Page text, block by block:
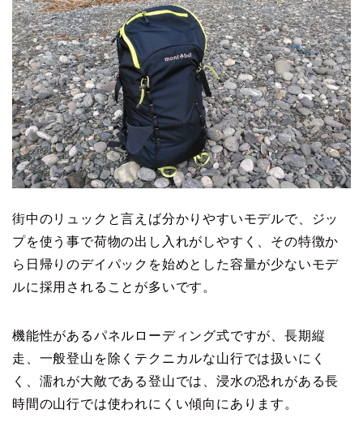
街中のリュックと言えば分かりやすいモデルで、ジッ
プを使う事で荷物の出し入れがしやすく、その特徴か
ら日帰りのデイパックを始めとした容量が少ないモデ
ルに採用されることが多いです。
機能性があるパネルローディング式ですが、長期縦
走、一般登山を除くテクニカルな山行では扱いにく
く、濡れが大敵である登山では、浸水の恐れがある長
時間の山行では使われにくい傾向にあります。